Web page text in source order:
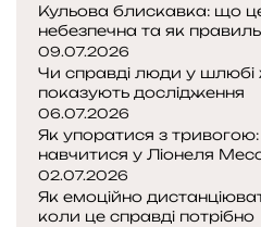
Кульова блискавка: що
небезпечна та як
09.07.2026
Чи справді люди у
показують дослідження
06.07.2026
Як упоратися з
навчитися у Ліонеля
02.07.2026
Як емоційно
коли це справді потрібно